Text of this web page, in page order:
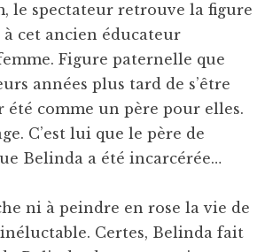
le spectateur retrouve la figure
à cet ancien éducateur
Figure paternelle que
années plus tard de s’être
été comme un père pour elles.
C’est lui que le père de
Belinda a été incarcérée…
ni à peindre en rose la vie de
Certes, Belinda fait